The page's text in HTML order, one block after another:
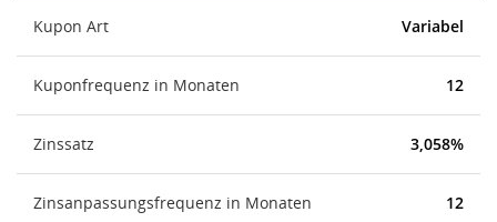
Kupon Art Variabel
Kuponfrequenz in Monaten 12
Zinssatz 3,058%
Zinsanpassungsfrequenz in Monaten 12